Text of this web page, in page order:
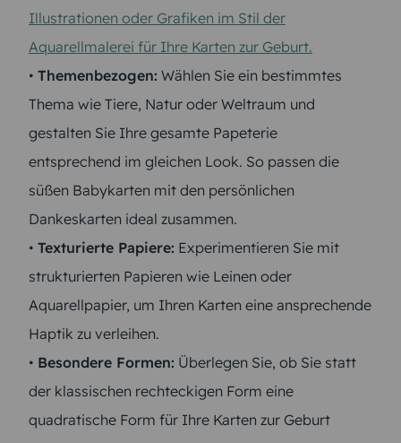
Illustrationen oder Grafiken im Stil der
Aquarellmalerei für Ihre Karten zur Geburt.
• Themenbezogen: Wählen Sie ein bestimmtes
Thema wie Tiere, Natur oder Weltraum und
gestalten Sie Ihre gesamte Papeterie
entsprechend im gleichen Look. So passen die
süßen Babykarten mit den persönlichen
Dankeskarten ideal zusammen.
• Texturierte Papiere: Experimentieren Sie mit
strukturierten Papieren wie Leinen oder
Aquarellpapier, um Ihren Karten eine ansprechende
Haptik zu verleihen.
• Besondere Formen: Überlegen Sie, ob Sie statt
der klassischen rechteckigen Form eine
quadratische Form für Ihre Karten zur Geburt